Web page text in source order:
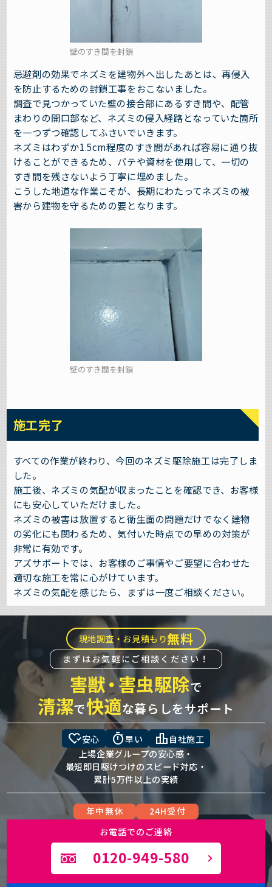
壁のすき間を封鎖
忌避剤の効果でネズミを建物外へ出したあとは、再侵入
を防止するための封鎖工事をおこないました。
調査で見つかっていた壁の接合部にあるすき間や、配管
まわりの開口部など、ネズミの侵入経路となっていた箇所
を一つずつ確認してふさいでいきます。
ネズミはわずか1.5cm程度のすき間があれば容易に通り抜
けることができるため、パテや資材を使用して、一切の
すき間を残さないよう丁寧に埋めました。
こうした地道な作業こそが、長期にわたってネズミの被
害から建物を守るための要となります。
壁のすき間を封鎖
施工完了
すべての作業が終わり、今回のネズミ駆除施工は完了しま
した。
施工後、ネズミの気配が収まったことを確認でき、お客様
にも安心していただけました。
ネズミの被害は放置すると衛生面の問題だけでなく建物
の劣化にも関わるため、気付いた時点での早めの対策が
非常に有効です。
アズサポートでは、お客様のご事情やご要望に合わせた
適切な施工を常に心がけています。
ネズミの気配を感じたら、まずは一度ご相談ください。
現地調査・お見積もり無料
まずはお気軽にご相談ください！
害獣・害虫駆除で
清潔で快適な暮らしをサポート
heart_check安心 timer早い leaderboard 自社施工
上場企業グループの安心感・
最短即日駆けつけのスピード対応・
累計5万件以上の実績
年中無休
24H受付
お電話でのご連絡
0120-949-580